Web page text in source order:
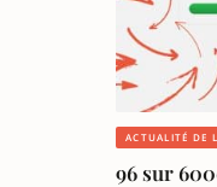
ACTUALITÉ DE
96 sur